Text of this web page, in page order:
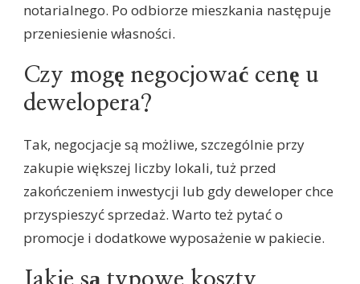
notarialnego. Po odbiorze mieszkania następuje
przeniesienie własności.
Czy mogę negocjować cenę u
dewelopera?
Tak, negocjacje są możliwe, szczególnie przy
zakupie większej liczby lokali, tuż przed
zakończeniem inwestycji lub gdy deweloper chce
przyspieszyć sprzedaż. Warto też pytać o
promocje i dodatkowe wyposażenie w pakiecie.